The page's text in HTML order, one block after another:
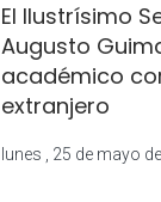
El Ilustrísimo
Augusto
académico
extranjero
lunes , 25 de mayo